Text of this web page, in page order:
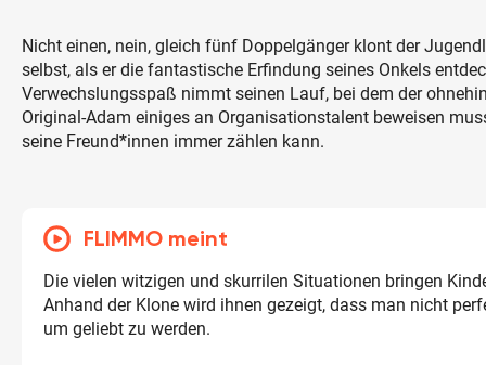
Nicht einen, nein, gleich fünf Doppelgänger klont der
selbst, als er die fantastische Erfindung seines Onkels
Verwechslungsspaß nimmt seinen Lauf, bei dem der
Original-Adam einiges an Organisationstalent beweisen
seine Freund*innen immer zählen kann.
FLIMMO meint
Die vielen witzigen und skurrilen Situationen bringen
Anhand der Klone wird ihnen gezeigt, dass man nicht
um geliebt zu werden.